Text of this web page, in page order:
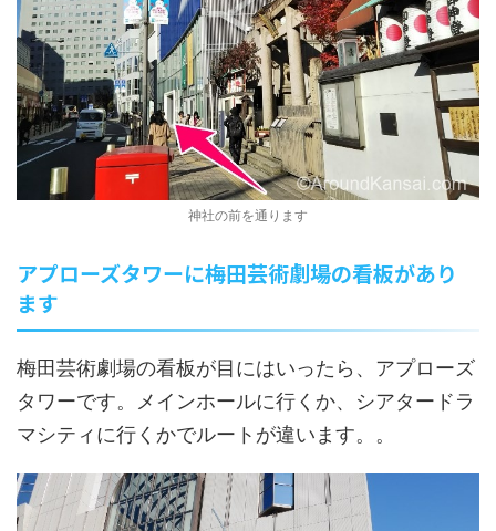
神社の前を通ります
アプローズタワーに梅田芸術劇場の看板があり
ます
梅田芸術劇場の看板が目にはいったら、アプローズ
タワーです。メインホールに行くか、シアタードラ
マシティに行くかでルートが違います。。